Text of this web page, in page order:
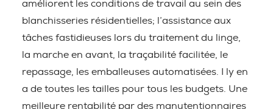
améliorent les conditions de travail au sein des
blanchisseries résidentielles; l’assistance aux
tâches fastidieuses lors du traitement du linge,
la marche en avant, la traçabilité facilitée, le
repassage, les emballeuses automatisées. I ly en
a de toutes les tailles pour tous les budgets. Une
meilleure rentabilité par des manutentionnaires